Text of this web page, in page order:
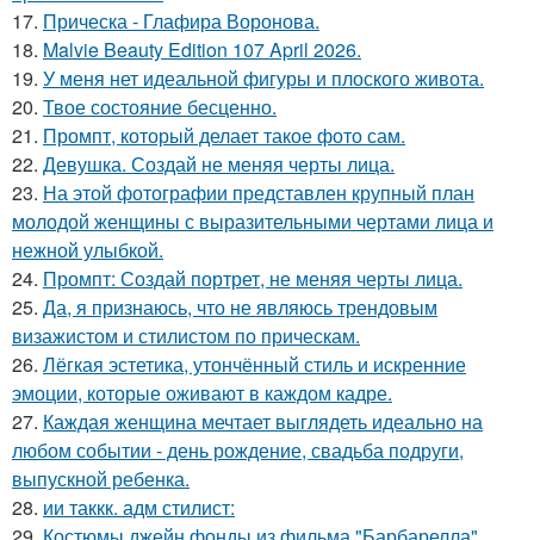
17. Прическа - Глафира Воронова.
18. Malvie Beauty Edition 107 April 2026.
19. У меня нет идеальной фигуры и плоского живота.
20. Твое состояние бесценно.
21. Промпт, который делает такое фото сам.
22. Девушка. Создай не меняя черты лица.
23. На этой фотографии представлен крупный план
молодой женщины с выразительными чертами лица и
нежной улыбкой.
24. Промпт: Создай портрет, не меняя черты лица.
25. Да, я признаюсь, что не являюсь трендовым
визажистом и стилистом по прическам.
26. Лёгкая эстетика, утончённый стиль и искренние
эмоции, которые оживают в каждом кадре.
27. Каждая женщина мечтает выглядеть идеально на
любом событии - день рождение, свадьба подруги,
выпускной ребенка.
28. ии таккк. адм стилист: